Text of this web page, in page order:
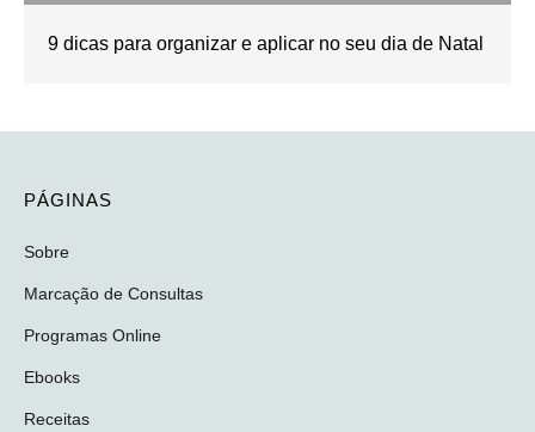
9 dicas para organizar e aplicar no seu dia de Natal
PÁGINAS
Sobre
Marcação de Consultas
Programas Online
Ebooks
Receitas